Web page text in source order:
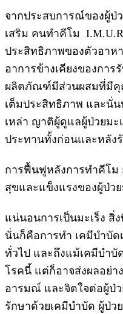
จากประสบการณ์ของผู้ป่
เสริม คนทำคีโม
ประสิทธิภาพของตัวอาห
อาการข้างเคียงของการ
ผลิตภัณฑ์มีส่วนผสมที่มีคุ
เต็มประสิทธิภาพ และนั่
เหล่า ญาติผู้ดูแลผู้ป่วยมะ
ประทานทั้งก่อนและหลัง
การฟื้นฟูหลังการทำคีโม
สุขและแข็งแรงของผู้ป่วย
แน่นอนการเป็นมะเร็ง สิ่
นั่นก็คือการทำ เคมีบำบัด
ทั่วไป และถึงแม้เคมีบำ
โรคนี้ แต่ก็อาจส่งผลอย่า
อารมณ์ และจิตใจต่อผู้ป่ว
รักษาด้วยเคมีบำบัด ผู้ป่ว